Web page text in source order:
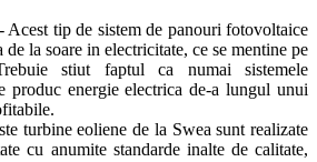
- Acest tip de sistem de panouri fotovoltaice
la soare in electricitate, ce se mentine pe
stiut faptul ca numai sistemele
produc energie electrica de-a lungul unui
turbine eoliene de la Swea sunt realizate
cu anumite standarde inalte de calitate,